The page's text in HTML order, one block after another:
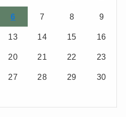
6 7 8 9
13 14 15 16
20 21 22 23
27 28 29 30